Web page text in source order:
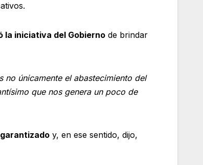
la iniciativa del Gobierno de brindar
únicamente el abastecimiento del
que nos genera un poco de
y, en ese sentido, dijo,